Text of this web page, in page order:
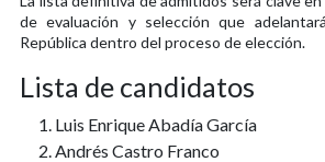
de evaluación y selección que
República dentro del proceso de elección.
Lista de candidatos
Luis Enrique Abadía García
Andrés Castro Franco